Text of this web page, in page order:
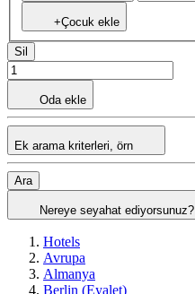
+Çocuk ekle
Sil
Oda ekle
Ek arama kriterleri, örn
Ara
Nereye seyahat ediyorsunuz?
Hotels
Avrupa
Almanya
Berlin (Eyalet)